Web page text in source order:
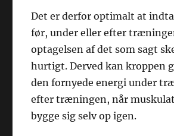
Det er derfor optimalt at
før, under eller efter
optagelsen af det som sagt
hurtigt. Derved kan kroppen
den fornyede energi under
efter træningen, når
bygge sig selv op igen.